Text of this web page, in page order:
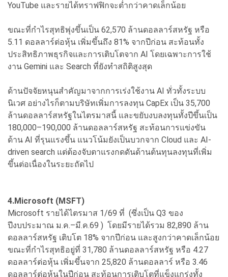
YouTube และรายได้ทราฟฟิกจะต่ำกว่าคาดเล็กน้อย
ขณะที่กำไรสุทธิพุ่งขึ้นเป็น 62,570 ล้านดอลลาร์สหรัฐ หรือ
5.11 ดอลลาร์ต่อหุ้น เพิ่มขึ้นถึง 81% จากปีก่อน สะท้อนทั้ง
ประสิทธิภาพธุรกิจและการเติบโตจาก AI โดยเฉพาะการใช้
งาน Gemini และ Search ที่ยังทำสถิติสูงสุด
ด้านปัจจัยหนุนสำคัญมาจากการเร่งใช้งาน AI ทั่วทั้งระบบ
นิเวศ อย่างไรก็ตามบริษัทเพิ่มการลงทุน CapEx เป็น 35,700
ล้านดอลลาร์สหรัฐในไตรมาสนี้ และขยับงบลงทุนทั้งปีขึ้นเป็น
180,000–190,000 ล้านดอลลาร์สหรัฐ สะท้อนการแข่งขัน
ด้าน AI ที่รุนแรงขึ้น แนวโน้มยังเป็นบวกจาก Cloud และ AI-
driven search แต่ต้องจับตาแรงกดดันด้านต้นทุนลงทุนที่เพิ่ม
ขึ้นต่อเนื่องในระยะถัดไป
4.Microsoft (MSFT)
Microsoft รายได้ไตรมาส 1/69 ที่ (ซึ่งเป็น Q3 ของ
ปีงบประมาณ ม.ค.–มี.ค.69 ) โดยมีรายได้รวม 82,890 ล้าน
ดอลลาร์สหรัฐ เติบโต 18% จากปีก่อน และสูงกว่าคาดเล็กน้อย
ขณะที่กำไรสุทธิอยู่ที่ 31,780 ล้านดอลลาร์สหรัฐ หรือ 4.27
ดอลลาร์ต่อหุ้น เพิ่มขึ้นจาก 25,820 ล้านดอลลาร์ หรือ 3.46
ดอลลาร์ต่อหุ้นในปีก่อน สะท้อนการเติบโตที่แข็งแกร่งทั้ง